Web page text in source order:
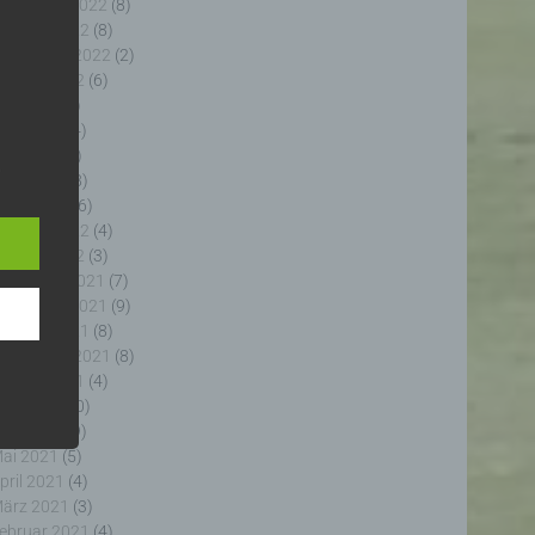
November 2022 (8)
Oktober 2022 (8)
September 2022 (2)
August 2022 (6)
(5)
(4)
(5)
2022
(8)
(6)
Februar 2022 (4)
Januar 2022 (3)
Dezember 2021 (7)
November 2021 (9)
Oktober 2021 (8)
September 2021 (8)
August 2021 (4)
(10)
(9)
2021 (5)
2021 (4)
2021 (3)
der
das